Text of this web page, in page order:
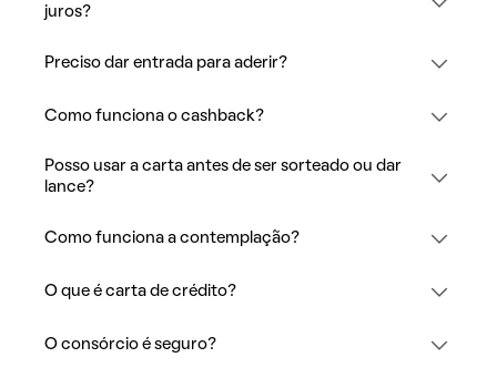
juros?
Preciso dar entrada para aderir?
Como funciona o cashback?
Posso usar a carta antes de ser sorteado ou dar
lance?
Como funciona a contemplação?
O que é carta de crédito?
O consórcio é seguro?